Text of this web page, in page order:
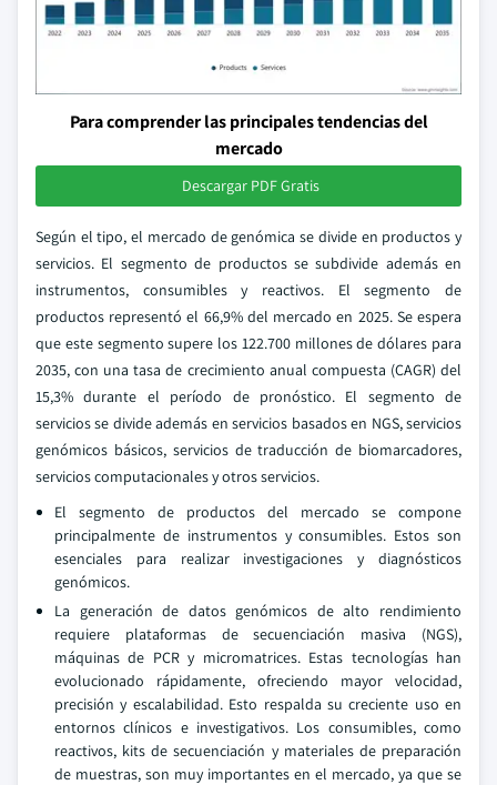
Para comprender las principales tendencias del
mercado
Descargar PDF Gratis
Según el tipo, el mercado de genómica se divide en productos y
servicios. El segmento de productos se subdivide además en
instrumentos, consumibles y reactivos. El segmento de
productos representó el 66,9% del mercado en 2025. Se espera
que este segmento supere los 122.700 millones de dólares para
2035, con una tasa de crecimiento anual compuesta (CAGR) del
15,3% durante el período de pronóstico. El segmento de
servicios se divide además en servicios basados en NGS, servicios
genómicos básicos, servicios de traducción de biomarcadores,
servicios computacionales y otros servicios.
El segmento de productos del mercado se compone
principalmente de instrumentos y consumibles. Estos son
esenciales para realizar investigaciones y diagnósticos
genómicos.
La generación de datos genómicos de alto rendimiento
requiere plataformas de secuenciación masiva (NGS),
máquinas de PCR y micromatrices. Estas tecnologías han
evolucionado rápidamente, ofreciendo mayor velocidad,
precisión y escalabilidad. Esto respalda su creciente uso en
entornos clínicos e investigativos. Los consumibles, como
reactivos, kits de secuenciación y materiales de preparación
de muestras, son muy importantes en el mercado, ya que se